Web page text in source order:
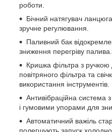
роботи.
Бічний натягувач
зручне регулювання.
Паливний бак
зниження перегріву палива.
Кришка фільтра з
повітряного фільтра та
використання інструментів.
Антивібраційна
і гумовими упорами для
Автоматичний важіль
полегшують запуск